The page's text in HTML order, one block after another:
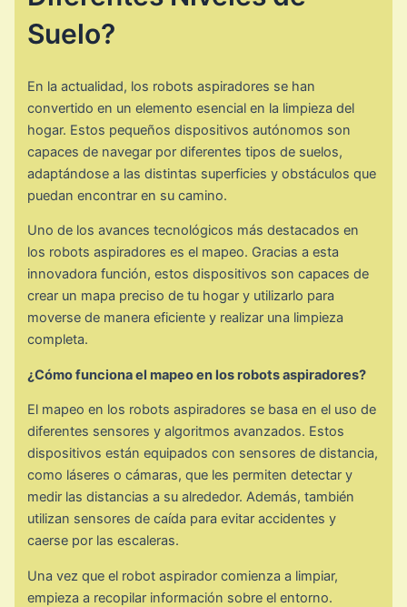
Suelo?
En la actualidad, los robots aspiradores se han
convertido en un elemento esencial en la limpieza del
hogar. Estos pequeños dispositivos autónomos son
capaces de navegar por diferentes tipos de suelos,
adaptándose a las distintas superficies y obstáculos que
puedan encontrar en su camino.
Uno de los avances tecnológicos más destacados en
los robots aspiradores es el mapeo. Gracias a esta
innovadora función, estos dispositivos son capaces de
crear un mapa preciso de tu hogar y utilizarlo para
moverse de manera eficiente y realizar una limpieza
completa.
¿Cómo funciona el mapeo en los robots aspiradores?
El mapeo en los robots aspiradores se basa en el uso de
diferentes sensores y algoritmos avanzados. Estos
dispositivos están equipados con sensores de distancia,
como láseres o cámaras, que les permiten detectar y
medir las distancias a su alrededor. Además, también
utilizan sensores de caída para evitar accidentes y
caerse por las escaleras.
Una vez que el robot aspirador comienza a limpiar,
empieza a recopilar información sobre el entorno.